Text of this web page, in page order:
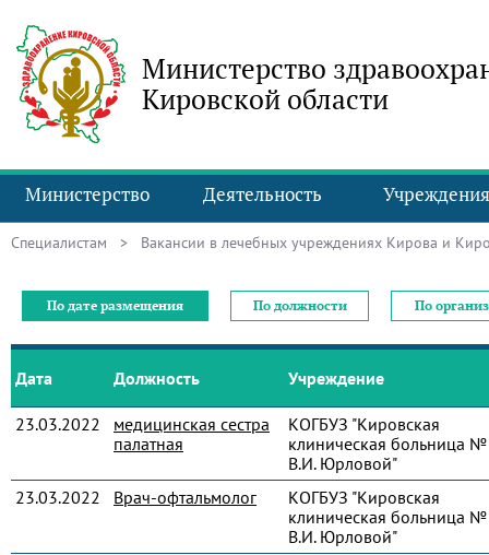
Министерство
Кировской области
Министерство Деятельность Учреждения
Специалистам > Вакансии в лечебных учреждениях Кирова и
По дате размещения По должности По
Дата Должность Учреждение
23.03.2022
медицинская сестра
палатная
КОГБУЗ "Кировская
клиническая больница
В.И. Юрловой"
23.03.2022
Врач-офтальмолог
КОГБУЗ "Кировская
клиническая больница
В.И. Юрловой"